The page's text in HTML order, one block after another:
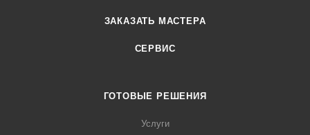
ЗАКАЗАТЬ МАСТЕРА
СЕРВИС
ГОТОВЫЕ РЕШЕНИЯ
Услуги